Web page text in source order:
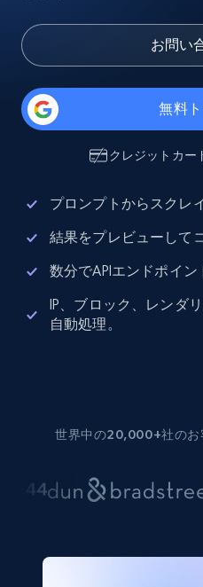
お問い
無料
クレジットカー
プロンプトからスクレ
結果をプレビューして
数分でAPIエンドポイン
IP、ブロック、レンダ
自動処理。
世界中の20,000+社のお